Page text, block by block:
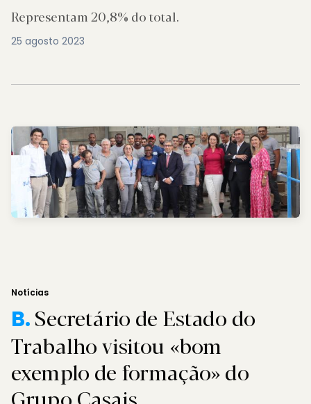
Representam 20,8% do total.
25 agosto 2023
Notícias
B.Secretário de Estado do
Trabalho visitou «bom
exemplo de formação» do